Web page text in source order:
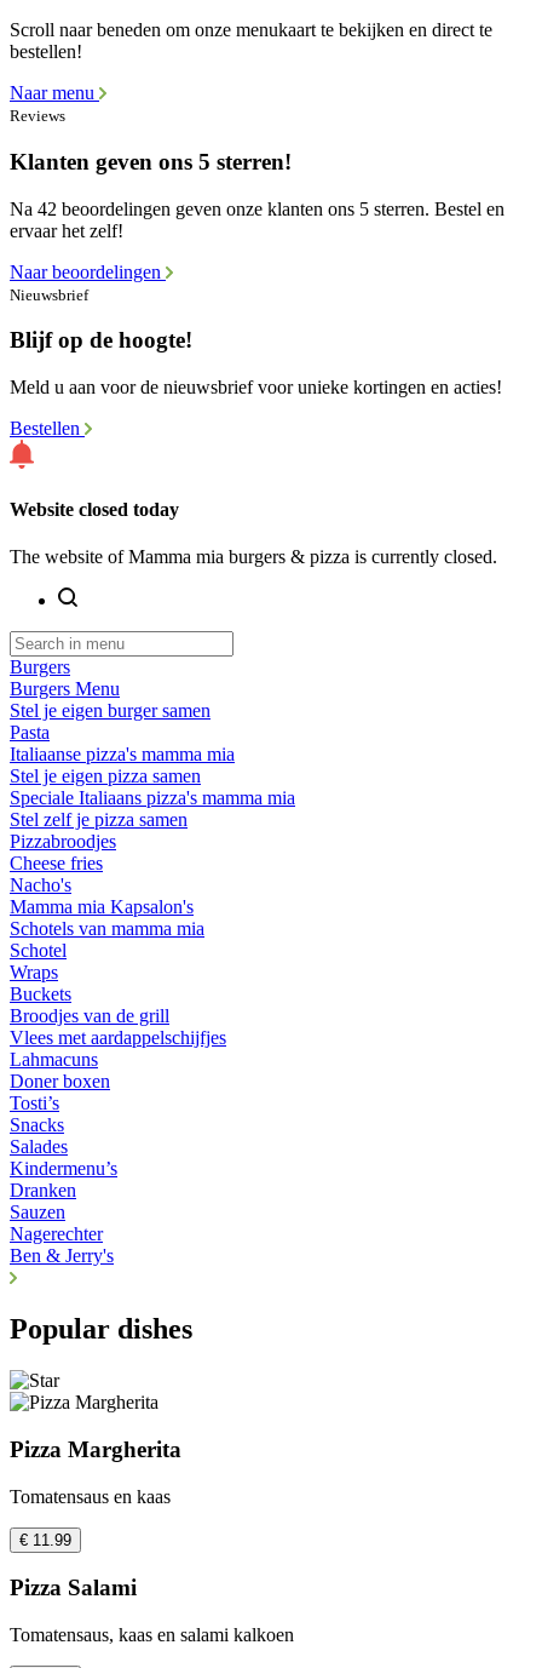
Scroll naar beneden om onze menukaart te bekijken en direct te
bestellen!
Naar menu
Reviews
Klanten geven ons 5 sterren!
Na 42 beoordelingen geven onze klanten ons 5 sterren. Bestel en
ervaar het zelf!
Naar beoordelingen
Nieuwsbrief
Blijf op de hoogte!
Meld u aan voor de nieuwsbrief voor unieke kortingen en acties!
Bestellen
Website closed today
The website of Mamma mia burgers & pizza is currently closed.
Burgers
Burgers Menu
Stel je eigen burger samen
Pasta
Italiaanse pizza's mamma mia
Stel je eigen pizza samen
Speciale Italiaans pizza's mamma mia
Stel zelf je pizza samen
Pizzabroodjes
Cheese fries
Nacho's
Mamma mia Kapsalon's
Schotels van mamma mia
Schotel
Wraps
Buckets
Broodjes van de grill
Vlees met aardappelschijfjes
Lahmacuns
Doner boxen
Tosti’s
Snacks
Salades
Kindermenu’s
Dranken
Sauzen
Nagerechter
Ben & Jerry's
Popular dishes
Pizza Margherita
Tomatensaus en kaas
€ 11.99
Pizza Salami
Tomatensaus, kaas en salami kalkoen